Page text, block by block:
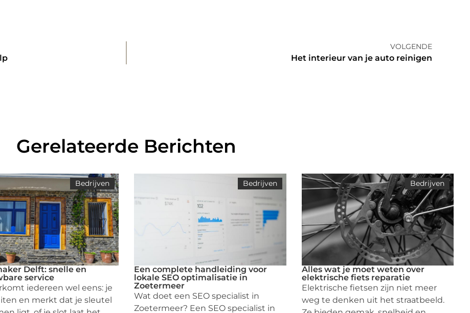
VOLGENDE
Het interieur van je auto reinigen
Gerelateerde Berichten
Bedrijven
Delft: snelle en
service
iedereen wel eens: je
en merkt dat je sleutel
Bedrijven
Een complete handleiding voor
lokale SEO optimalisatie in
Zoetermeer
Wat doet een SEO specialist in
Zoetermeer? Een SEO specialist in
Bedrijven
Alles wat je moet weten over
elektrische fiets reparatie
Elektrische fietsen zijn niet meer
weg te denken uit het straatbeeld.